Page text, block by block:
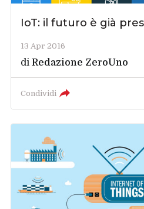
IoT: il futuro è già
13 Apr 2016
diRedazione ZeroUno
Condividi